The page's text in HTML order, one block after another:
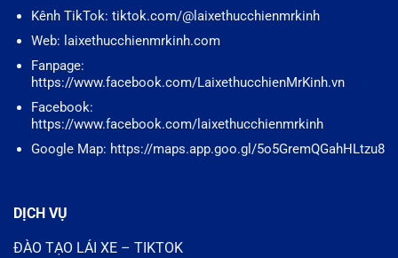
Kênh TikTok: tiktok.com/@laixethucchienmrkinh
Web: laixethucchienmrkinh.com
Fanpage:
https://www.facebook.com/LaixethucchienMrKinh.vn
Facebook:
https://www.facebook.com/laixethucchienmrkinh
Google Map: https://maps.app.goo.gl/5o5GremQGahHLtzu8
DỊCH VỤ
ĐÀO TẠO LÁI XE – TIKTOK